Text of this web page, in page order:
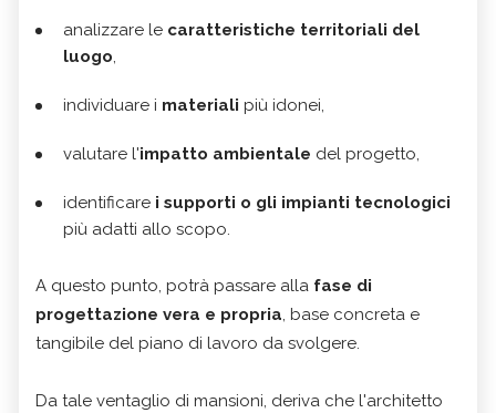
analizzare le caratteristiche territoriali del
luogo,
individuare i materiali più idonei,
valutare l'impatto ambientale del progetto,
identificare i supporti o gli impianti tecnologici
più adatti allo scopo.
A questo punto, potrà passare alla fase di
progettazione vera e propria, base concreta e
tangibile del piano di lavoro da svolgere.
Da tale ventaglio di mansioni, deriva che l'architetto